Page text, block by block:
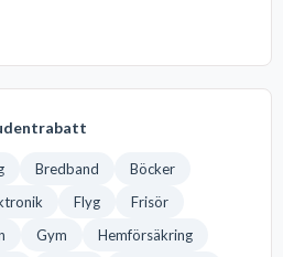
Bredband
Böcker
Flyg
Frisör
Gym
Hemförsäkring